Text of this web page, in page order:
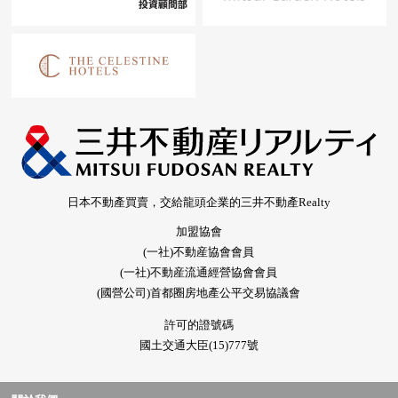
日本不動產買賣，交給龍頭企業的三井不動產Realty
加盟協會
(一社)不動産協會會員
(一社)不動産流通經營協會會員
(國營公司)首都圈房地產公平交易協議會
許可的證號碼
國土交通大臣(15)777號